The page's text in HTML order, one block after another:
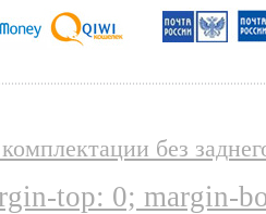
без
top: 0; margin-